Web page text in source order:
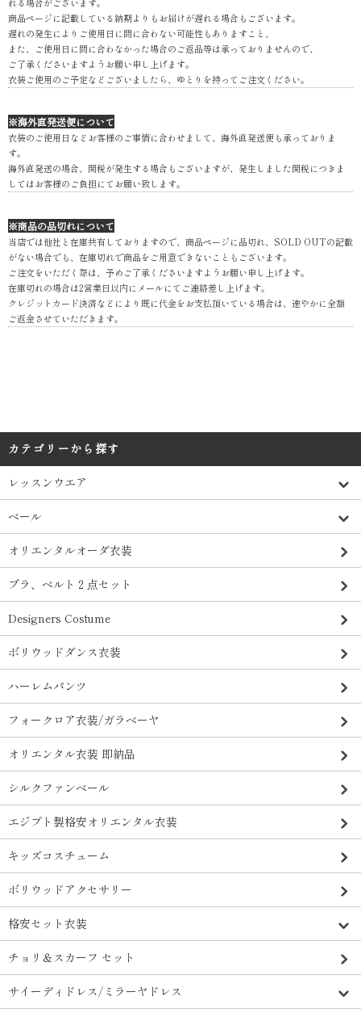
商品ページに記載している納期よりもお届けが遅れる場合もございます。
遅れの発生によりご使用日に間に合わない可能性もありますこと、
また、ご使用日に間に合わなかった場合のご返品等は承っておりませんので、
ご了承くださいますようお願い申し上げます。
衣装ご使用のご予定などございましたら、ゆとりを持ってご注文ください。
※海外直発送便について
衣装のご使用日などお客様のご事情に合わせまして、海外直発送便も承っておりま
す。
海外直発送の場合、関税が発生する場合もございますが、発生しました関税につきま
してはお客様のご負担にてお願い致します。
※商品の品切れについて
当店では他社と在庫共有しておりますので、商品ページに品切れ、SOLD OUTの記載
がない場合でも、在庫切れで商品をご用意できないこともございます。
ご注文をいただく際は、予めご了承くださいますようお願い申し上げます。
在庫切れの場合は2営業日以内にメールにてご連絡差し上げます。
クレジットカード決済などにより既に代金をお支払頂いている場合は、速やかに全額
ご返金させていただきます。
カテゴリーから探す
レッスンウエア
ベール
オリエンタルオーダ衣装
ブラ、ベルト２点セット
Designers Costume
ボリウッドダンス衣装
ハーレムパンツ
フォークロア衣装/ガラベーヤ
オリエンタル衣装 即納品
シルクファンベール
エジプト製格安オリエンタル衣装
キッズコスチューム
ボリウッドアクセサリー
格安セット衣装
チョリ＆スカーフ セット
サイーディドレス/ミラーヤドレス